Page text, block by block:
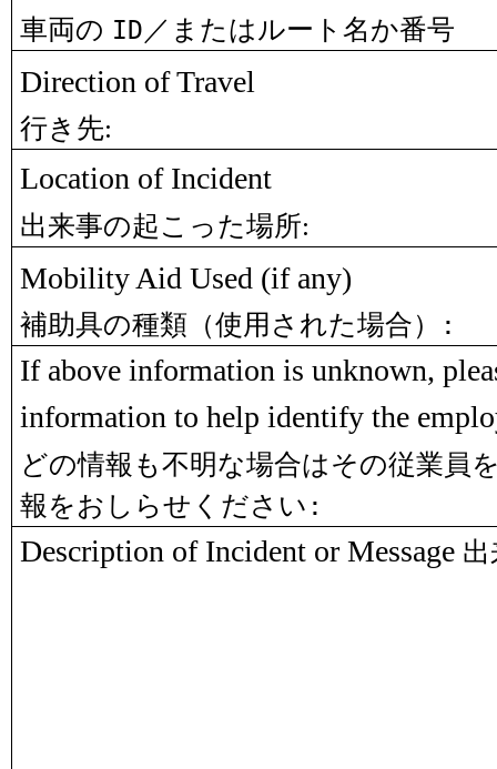
車両の ID ／またはルート名か番号
Direction of Travel
行き先:
Location of Incident
出来事の起こった場所:
Mobility Aid Used (if any)
補助具の種類（使用された場合） :
If above information is unknown,
information to help identify the
どの情報も不明な場合はその従業員
報をおしらせください :
Description of Incident or Message